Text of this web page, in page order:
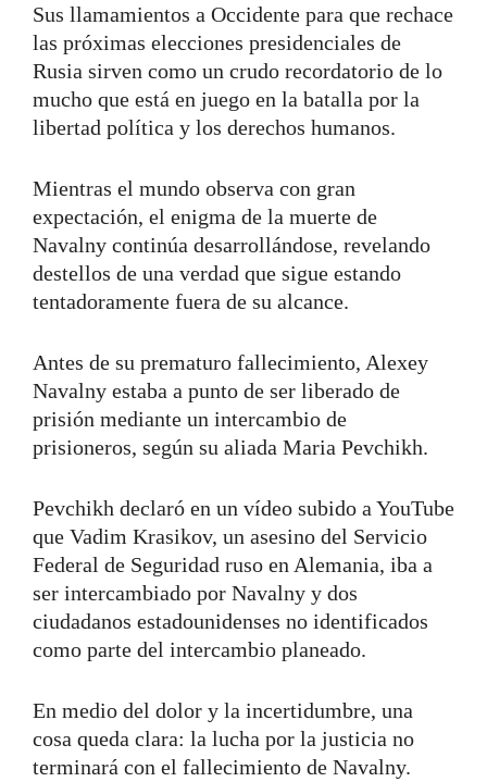
Sus llamamientos a Occidente para que rechace
las próximas elecciones presidenciales de
Rusia sirven como un crudo recordatorio de lo
mucho que está en juego en la batalla por la
libertad política y los derechos humanos.
Mientras el mundo observa con gran
expectación, el enigma de la muerte de
Navalny continúa desarrollándose, revelando
destellos de una verdad que sigue estando
tentadoramente fuera de su alcance.
Antes de su prematuro fallecimiento, Alexey
Navalny estaba a punto de ser liberado de
prisión mediante un intercambio de
prisioneros, según su aliada Maria Pevchikh.
Pevchikh declaró en un vídeo subido a YouTube
que Vadim Krasikov, un asesino del Servicio
Federal de Seguridad ruso en Alemania, iba a
ser intercambiado por Navalny y dos
ciudadanos estadounidenses no identificados
como parte del intercambio planeado.
En medio del dolor y la incertidumbre, una
cosa queda clara: la lucha por la justicia no
terminará con el fallecimiento de Navalny.